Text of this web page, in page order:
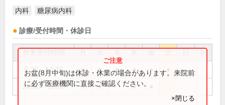
内科 糖尿病内科
診療/受付時間・休診日
祝
8:30～12:30 ● ● ● ● ●
14:00～18:30 ● ● ●
お盆(8月中旬)は休診・休業の場合があります。来院前
に必ず医療機関に直接ご確認ください。
×閉じる